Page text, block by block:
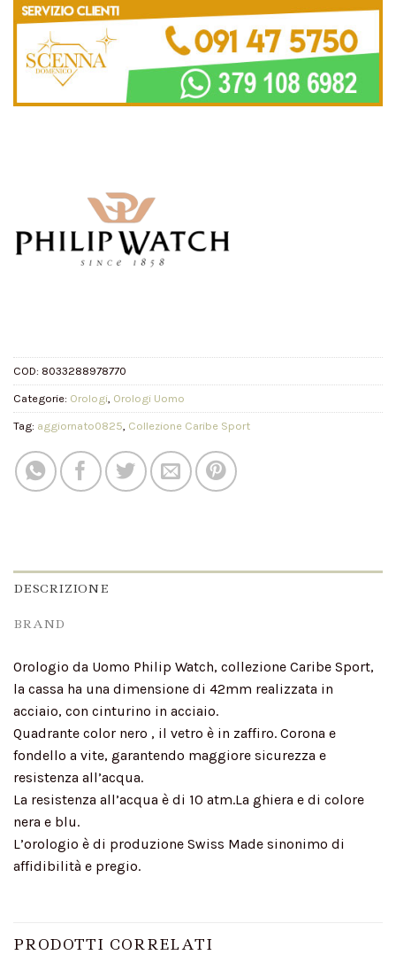
COD: 8033288978770
Categorie: Orologi Orologi Uomo
Tag: aggiornato0825 Collezione Caribe Sport
DESCRIZIONE
BRAND
Orologio da Uomo Philip Watch, collezione Caribe Sport,
la cassa ha una dimensione di 42mm realizzata in
acciaio, con cinturino in acciaio.
Quadrante color nero , il vetro è in zaffiro. Corona e
fondello a vite, garantendo maggiore sicurezza e
resistenza all’acqua.
La resistenza all’acqua è di 10 atm.La ghiera e di colore
nera e blu.
L’orologio è di produzione Swiss Made sinonimo di
affidibilità e pregio.
PRODOTTI CORRELATI